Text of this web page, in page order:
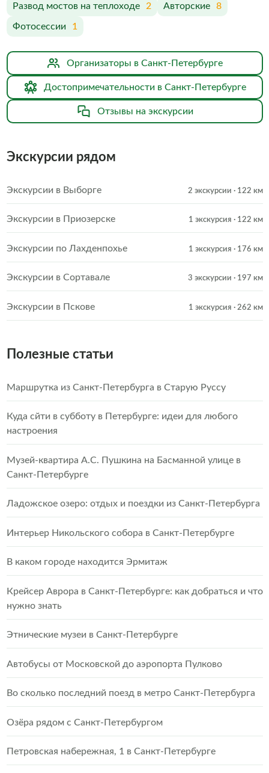
Развод мостов на теплоходе 2 Авторские 8
Фотосессии 1
Организаторы в Санкт-Петербурге
Достопримечательности в Санкт-Петербурге
Отзывы на экскурсии
Экскурсии рядом
Экскурсии в Выборге 2 экскурсии · 122 км
Экскурсии в Приозерске 1 экскурсия · 122 км
Экскурсии по Лахденпохье 1 экскурсия · 176 км
Экскурсии в Сортавале 3 экскурсии · 197 км
Экскурсии в Пскове 1 экскурсия · 262 км
Полезные статьи
Маршрутка из Санкт-Петербурга в Старую Руссу
Куда сйти в субботу в Петербурге: идеи для любого
настроения
Музей-квартира А.С. Пушкина на Басманной улице в
Санкт-Петербурге
Ладожское озеро: отдых и поездки из Санкт-Петербурга
Интерьер Никольского собора в Санкт-Петербурге
В каком городе находится Эрмитаж
Крейсер Аврора в Санкт-Петербурге: как добраться и что
нужно знать
Этнические музеи в Санкт-Петербурге
Автобусы от Московской до аэропорта Пулково
Во сколько последний поезд в метро Санкт-Петербурга
Озёра рядом с Санкт-Петербургом
Петровская набережная, 1 в Санкт-Петербурге